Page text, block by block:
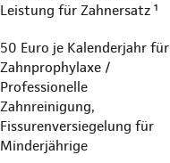
Leistung für Zahnersatz ¹
50 Euro je Kalenderjahr für
Zahnprophylaxe /
Professionelle
Zahnreinigung,
Fissurenversiegelung für
Minderjährige